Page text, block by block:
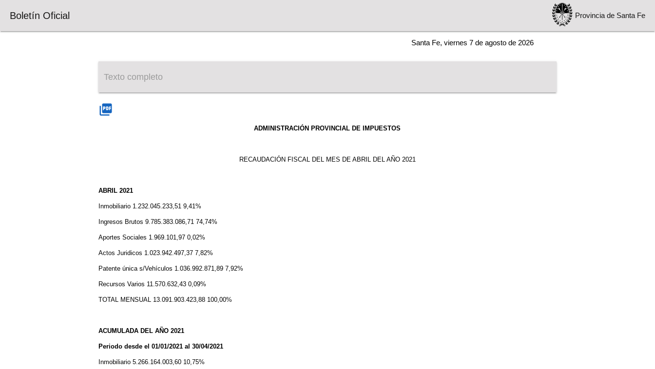
Boletín Oficial Provincia de Santa Fe
Santa Fe, viernes 7 de agosto de 2026
Texto completo
picture_as_pdf
ADMINISTRACIÓN PROVINCIAL DE IMPUESTOS
RECAUDACIÓN FISCAL DEL MES DE ABRIL DEL AÑO 2021
ABRIL 2021
Inmobiliario 1.232.045.233,51 9,41%
Ingresos Brutos 9.785.383.086,71 74,74%
Aportes Sociales 1.969.101,97 0,02%
Actos Juridicos 1.023.942.497,37 7,82%
Patente única s/Vehículos 1.036.992.871,89 7,92%
Recursos Varios 11.570.632,43 0,09%
TOTAL MENSUAL 13.091.903.423,88 100,00%
ACUMULADA DEL AÑO 2021
Periodo desde el 01/01/2021 al 30/04/2021
Inmobiliario 5.266.164.003,60 10,75%